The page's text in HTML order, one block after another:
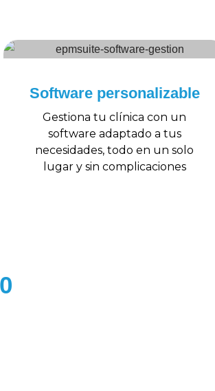
Software personalizable
Gestiona tu clínica con un
software adaptado a tus
necesidades, todo en un solo
lugar y sin complicaciones